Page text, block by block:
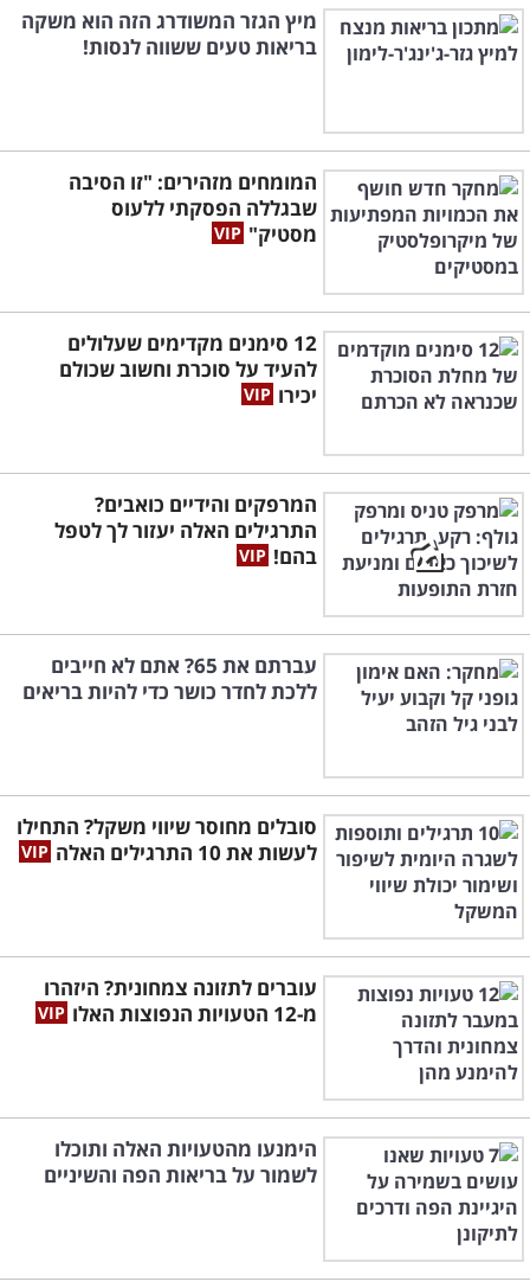
מיץ הגזר המשודרג הזה הוא משקה
בריאות טעים ששווה לנסות!
המומחים מזהירים: "זו הסיבה
שבגללה הפסקתי ללעוס
מסטיק"
12 סימנים מקדימים שעלולים
להעיד על סוכרת וחשוב שכולם
יכירו
המרפקים והידיים כואבים?
התרגילים האלה יעזור לך לטפל
בהם!
עברתם את 65? אתם לא חייבים
ללכת לחדר כושר כדי להיות בריאים
סובלים מחוסר שיווי משקל? התחילו
לעשות את 10 התרגילים האלה
עוברים לתזונה צמחונית? היזהרו
מ-12 הטעויות הנפוצות האלו
הימנעו מהטעויות האלה ותוכלו
לשמור על בריאות הפה והשיניים